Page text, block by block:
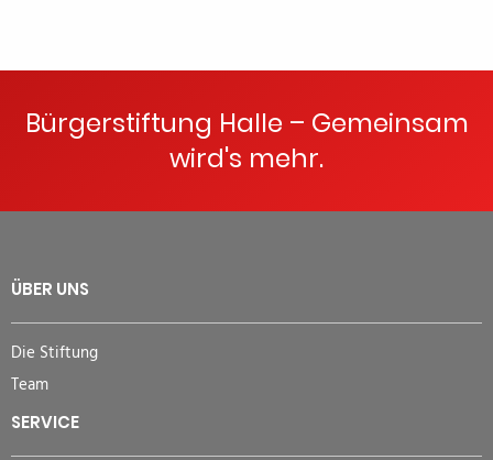
Bürgerstiftung Halle – Gemeinsam
wird's mehr.
ÜBER UNS
Die Stiftung
Team
SERVICE